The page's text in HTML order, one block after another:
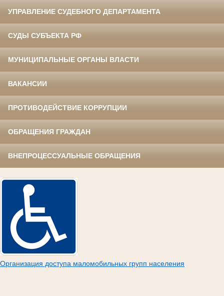
УПРАВЛЕНИЕ СУДЕБНОГО ДЕПАРТАМЕНТА
СУДЫ СУБЪЕКТА РФ
МУНИЦИПАЛЬНЫЕ ОРГАНЫ ВЛАСТИ
ВАКАНСИИ
ПРОТИВОДЕЙСТВИЕ КОРРУПЦИИ
ОБРАЩЕНИЯ ГРАЖДАН
ВНЕПРОЦЕССУАЛЬНЫЕ ОБРАЩЕНИЯ
Организация доступа маломобильных групп населения